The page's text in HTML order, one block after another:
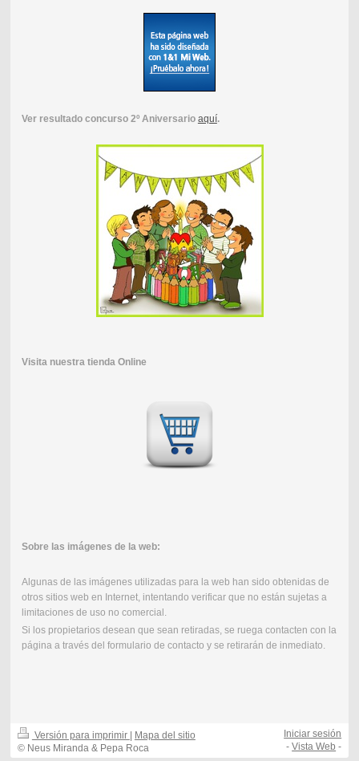
Ver resultado concurso 2º Aniversario aquí.
Visita nuestra tienda Online
Sobre las imágenes de la web:
Algunas de las imágenes utilizadas para la web han sido obtenidas de
otros sitios web en Internet, intentando verificar que no están sujetas a
limitaciones de uso no comercial.
Si los propietarios desean que sean retiradas, se ruega contacten con la
página a través del formulario de contacto y se retirarán de inmediato.
Versión para imprimir | Mapa del sitio
© Neus Miranda & Pepa Roca
Iniciar sesión
-Vista Web -